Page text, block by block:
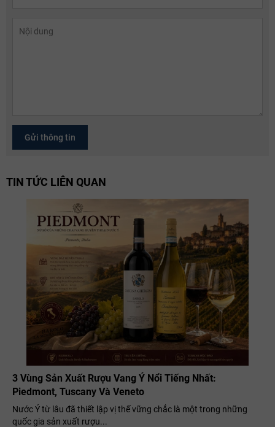
Gửi thông tin
TIN TỨC LIÊN QUAN
3 Vùng Sản Xuất Rượu Vang Ý Nổi Tiếng Nhất:
Piedmont, Tuscany Và Veneto
Nước Ý từ lâu đã thiết lập vị thế vững chắc là một trong những
quốc gia sản xuất rượu...